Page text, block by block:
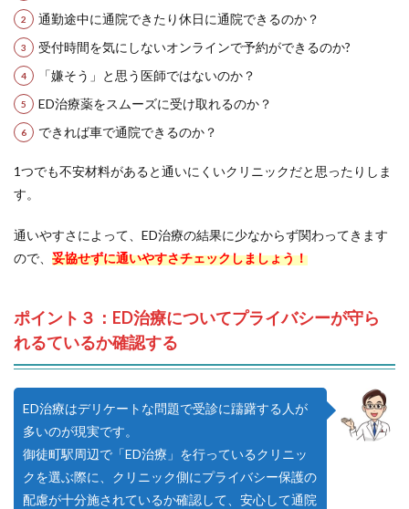
通勤途中に通院できたり休日に通院できるのか？
受付時間を気にしないオンラインで予約ができるのか?
「嫌そう」と思う医師ではないのか？
ED治療薬をスムーズに受け取れるのか？
できれば車で通院できるのか？
1つでも不安材料があると通いにくいクリニックだと思ったりしま
す。
通いやすさによって、ED治療の結果に少なからず関わってきます
ので、 妥協せずに通いやすさチェックしましょう！
ポイント３：ED治療についてプライバシーが守ら
れるているか確認する
ED治療はデリケートな問題で受診に躊躇する人が
多いのが現実です。
御徒町駅周辺で「ED治療」を行っているクリニッ
クを選ぶ際に、クリニック側にプライバシー保護の
配慮が十分施されているか確認して、安心して通院